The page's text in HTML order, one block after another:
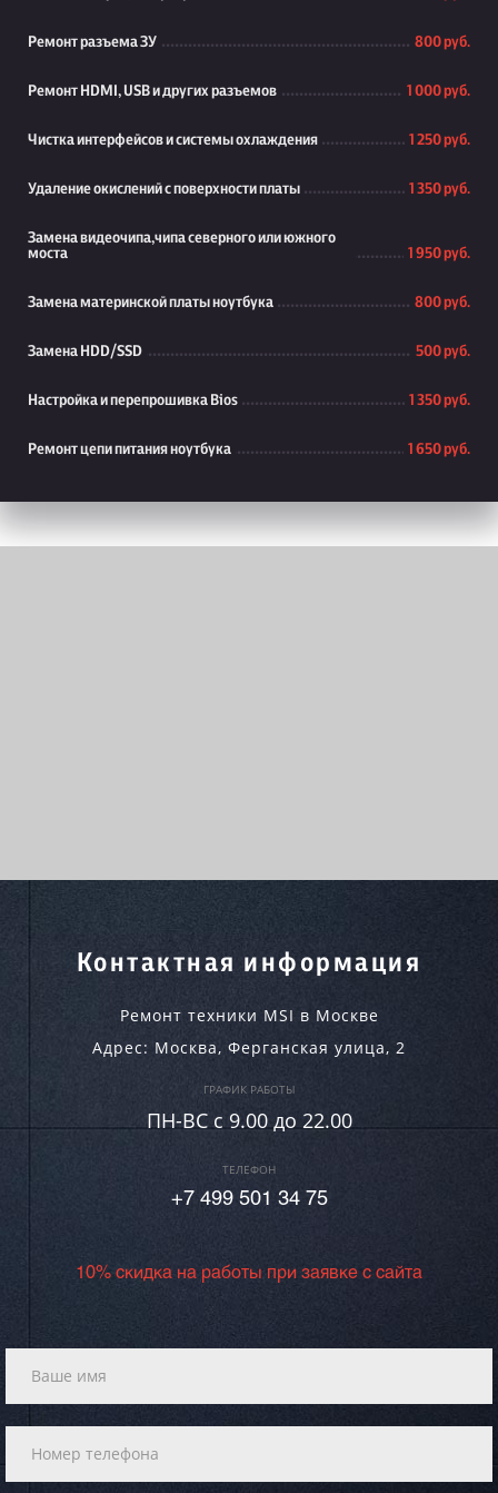
Ремонт разъема ЗУ 800 руб.
Ремонт HDMI, USB и других разъемов 1 000 руб.
Чистка интерфейсов и системы охлаждения 1 250 руб.
Удаление окислений с поверхности платы 1 350 руб.
Замена видеочипа,чипа северного или южного
моста
1 950 руб.
Замена материнской платы ноутбука 800 руб.
Замена HDD/SSD 500 руб.
Настройка и перепрошивка Bios 1 350 руб.
Ремонт цепи питания ноутбука 1 650 руб.
Контактная информация
Ремонт техники MSI в Москве
Адрес: Москва, Ферганская улица, 2
ГРАФИК РАБОТЫ
ПН-ВC c 9.00 до 22.00
ТЕЛЕФОН
+7 499 501 34 75
10% скидка на работы при заявке с сайта